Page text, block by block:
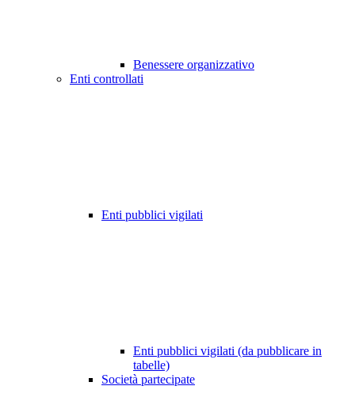
Benessere organizzativo
Enti controllati
Enti pubblici vigilati
Enti pubblici vigilati (da pubblicare in
tabelle)
Società partecipate